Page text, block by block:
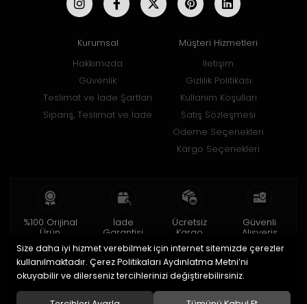
Kurumsal
Hakkımızda
Güvenlik
Teslimat ve İade Şartları
Sipariş, Teslimat ve İade
Müşteri Hizmetleri
İletişim
Gizlilik Politikası
Kullanım Koşulları
Satış Sözleşmesi
Ödeme Seçenekleri
Kargo Seçenekleri
%100 Orijinal
Ürün
2 yıl garanti
İade
Garantisi
15 gün içinde
iade
Ücretsiz
Kargo
150 TL ve üzeri
Güvenli
Alışveriş
256bit SSL ile
Size daha iyi hizmet verebilmek için internet sitemizde çerezler
kullanılmaktadır. Çerez Politikaları Aydınlatma Metni’ni
okuyabilir ve dilerseniz tercihlerinizi değiştirebilirsiniz.